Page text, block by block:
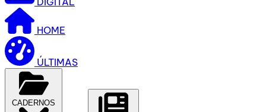
HOME
ÚLTIMAS
CADERNOS